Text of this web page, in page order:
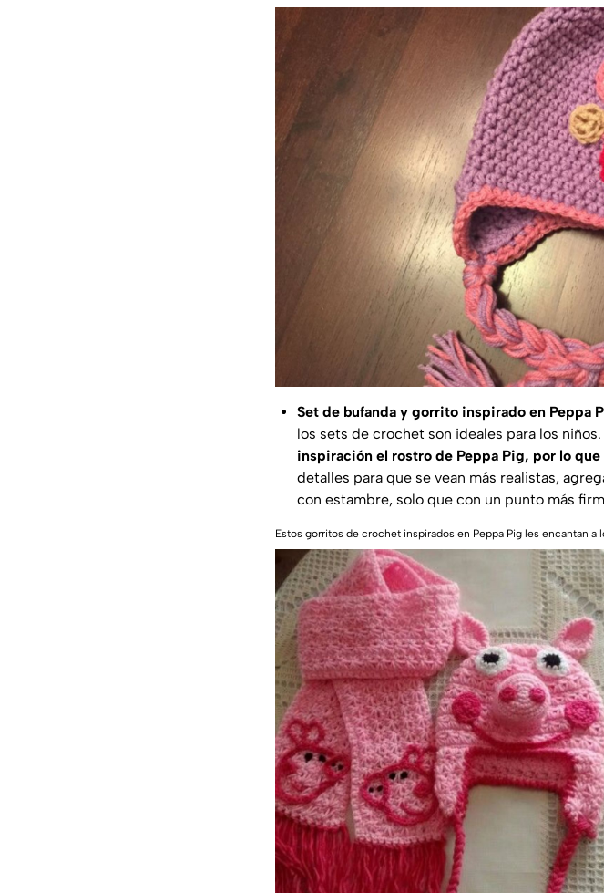
Set de bufanda y gorrito inspirado en Peppa
los sets de crochet son ideales para los
inspiración el rostro de Peppa Pig, por lo
detalles para que se vean más realistas,
con estambre, solo que con un punto más
Estos gorritos de crochet inspirados en Peppa Pig les encantan a